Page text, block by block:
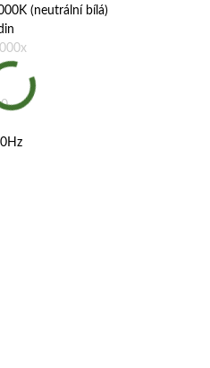
(neutrální bílá)